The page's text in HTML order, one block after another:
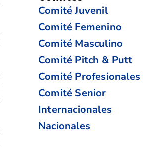
Comité Juvenil
Comité Femenino
Comité Masculino
Comité Pitch & Putt
Comité Profesionales
Comité Senior
Internacionales
Nacionales